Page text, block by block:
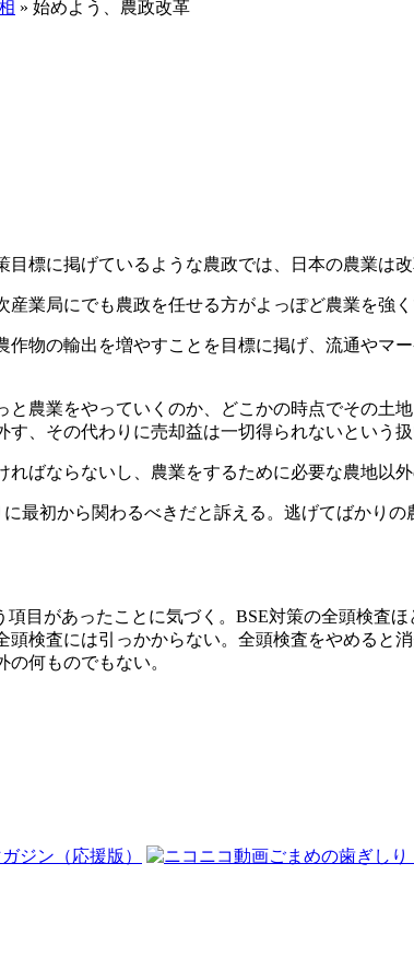
» 始めよう、農政改革
標に掲げているような農政では、日本の農業は改
業局にでも農政を任せる方がよっぽど農業を強く
物の輸出を増やすことを目標に掲げ、流通やマ
農業をやっていくのか、どこかの時点でその土
、その代わりに売却益は一切得られないという扱
ばならないし、農業をするために必要な農地以
最初から関わるべきだと訴える。逃げてばかり
目があったことに気づく。BSE対策の全頭検査
検査には引っかからない。全頭検査をやめると
何ものでもない。